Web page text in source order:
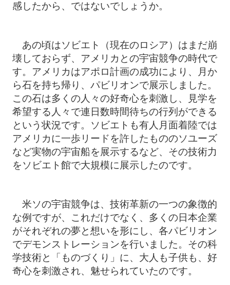
感したから、ではないでしょうか。
あの頃はソビエト（現在のロシア）はまだ崩
壊しておらず、アメリカとの宇宙競争の時代で
す。アメリカはアポロ計画の成功により、月か
ら石を持ち帰り、パビリオンで展示しました。
この石は多くの人々の好奇心を刺激し、見学を
希望する人々で連日数時間待ちの行列ができる
という状況です。ソビエトも有人月面着陸では
アメリカに一歩リードを許したもののソユーズ
など実物の宇宙船を展示するなど、その技術力
をソビエト館で大規模に展示したのです。
米ソの宇宙競争は、技術革新の一つの象徴的
な例ですが、これだけでなく、多くの日本企業
がそれぞれの夢と想いを形にし、各パビリオン
でデモンストレーションを行いました。その科
学技術と「ものづくり」に、大人も子供も、好
奇心を刺激され、魅せられていたのです。